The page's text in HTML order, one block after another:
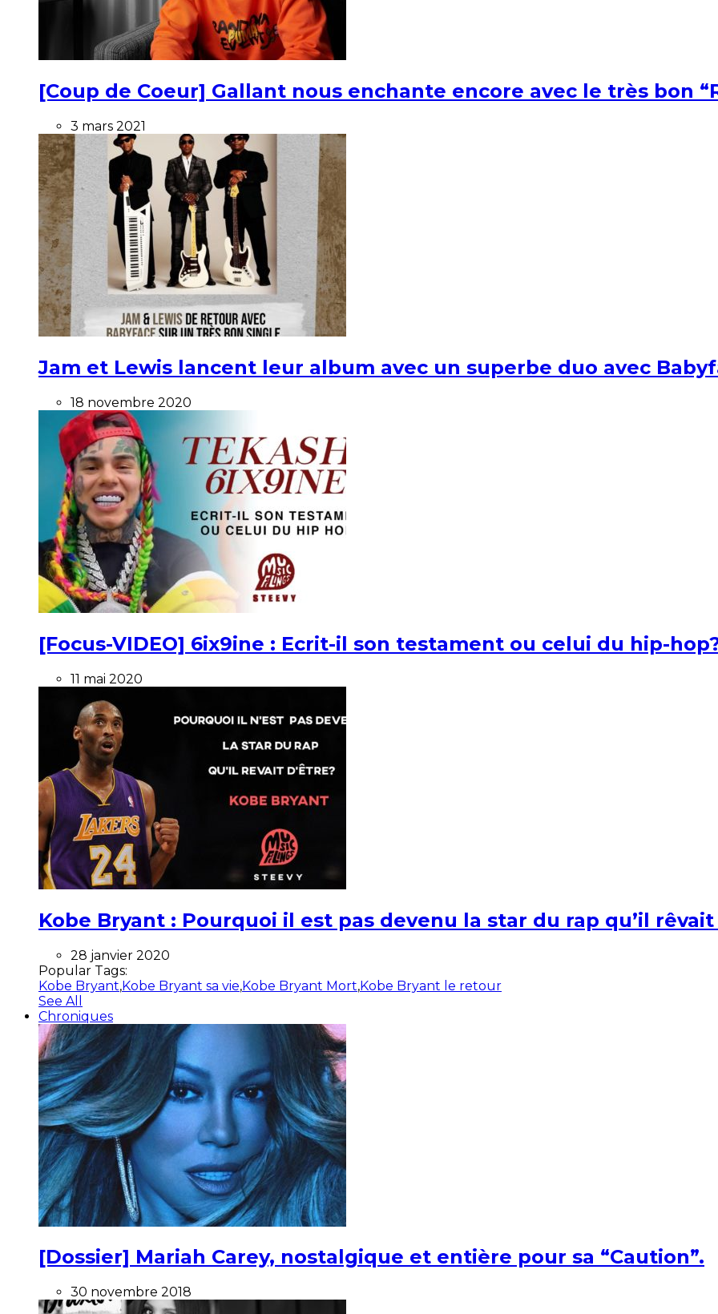
[Coup de Coeur] Gallant nous enchante encore avec le très bon
3 mars 2021
Jam et Lewis lancent leur album avec un superbe duo avec
18 novembre 2020
[Focus-VIDEO] 6ix9ine : Ecrit-il son testament ou celui du hip-
11 mai 2020
Kobe Bryant : Pourquoi il est pas devenu la star du rap qu’il rêvait
28 janvier 2020
Popular Tags:
Kobe Bryant,Kobe Bryant sa vie,Kobe Bryant Mort,Kobe Bryant le retour
See All
Chroniques
[Dossier] Mariah Carey, nostalgique et entière pour sa “Caution”.
30 novembre 2018